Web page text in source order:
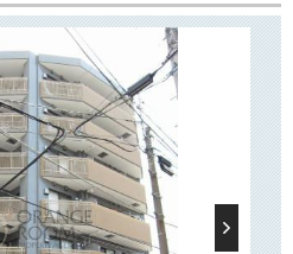
便利です！
商店街」がございます！